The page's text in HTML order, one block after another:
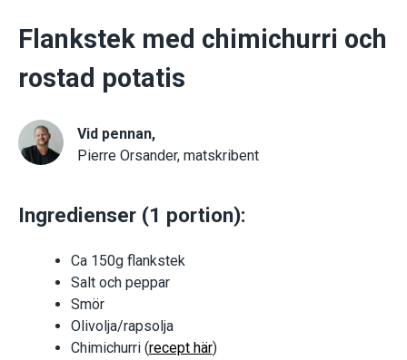
Flankstek med chimichurri och
rostad potatis
Vid pennan,
Pierre Orsander, matskribent
Ingredienser (1 portion):
Ca 150g flankstek
Salt och peppar
Smör
Olivolja/rapsolja
Chimichurri (recept här)